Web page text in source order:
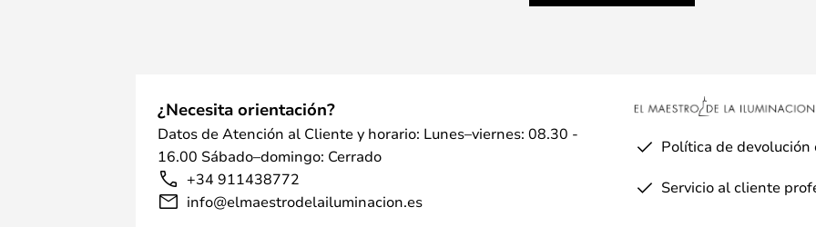
¿Necesita orientación?
Datos de Atención al Cliente y horario: Lunes–viernes: 08.30 -
16.00 Sábado–domingo: Cerrado
+34 911438772
info@elmaestrodelailuminacion.es
Política de devolución
Servicio al cliente